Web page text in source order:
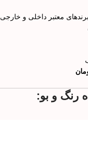
معتبر داخلی و خارجی
رنگ و بو: